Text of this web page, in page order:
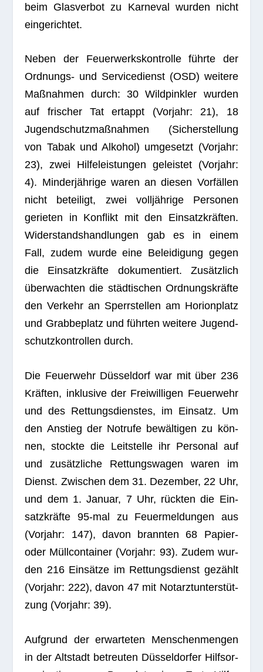
beim Glas­ver­bot zu Kar­ne­val wur­den nicht
eingerichtet.
Neben der Feu­er­werks­kon­trolle führte der
Ord­nungs- und Ser­vice­dienst (OSD) wei­tere
Maß­nah­men durch: 30 Wild­pin­k­ler wur­den
auf fri­scher Tat ertappt (Vor­jahr: 21), 18
Jugend­schutz­maß­nah­men (Sicher­stel­lung
von Tabak und Alko­hol) umge­setzt (Vor­jahr:
23), zwei Hil­fe­leis­tun­gen geleis­tet (Vor­jahr:
4). Min­der­jäh­rige waren an die­sen Vor­fäl­len
nicht betei­ligt, zwei voll­jäh­rige Per­so­nen
gerie­ten in Kon­flikt mit den Ein­satz­kräf­ten.
Wider­stands­hand­lun­gen gab es in einem
Fall, zudem wurde eine Belei­di­gung gegen
die Ein­satz­kräfte doku­men­tiert. Zusätz­lich
über­wach­ten die städ­ti­schen Ord­nungs­kräfte
den Ver­kehr an Sperr­stel­len am Hori­onplatz
und Grab­beplatz und führ­ten wei­tere Jugend­
schutz­kon­trol­len durch.
Die Feu­er­wehr Düs­sel­dorf war mit über 236
Kräf­ten, inklu­sive der Frei­wil­li­gen Feu­er­wehr
und des Ret­tungs­diens­tes, im Ein­satz. Um
den Anstieg der Not­rufe bewäl­ti­gen zu kön­
nen, stockte die Leit­stelle ihr Per­so­nal auf
und zusätz­li­che Ret­tungs­wa­gen waren im
Dienst. Zwi­schen dem 31. Dezem­ber, 22 Uhr,
und dem 1. Januar, 7 Uhr, rück­ten die Ein­
satz­kräfte 95-mal zu Feu­er­mel­dun­gen aus
(Vor­jahr: 147), davon brann­ten 68 Papier-
oder Müll­con­tai­ner (Vor­jahr: 93). Zudem wur­
den 216 Ein­sätze im Ret­tungs­dienst gezählt
(Vor­jahr: 222), davon 47 mit Not­arzt­un­ter­stüt­
zung (Vor­jahr: 39).
Auf­grund der erwar­te­ten Men­schen­men­gen
in der Alt­stadt betreu­ten Düs­sel­dor­fer Hilfs­or­